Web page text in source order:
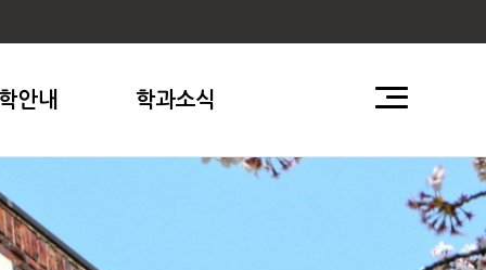
안내 학과소식